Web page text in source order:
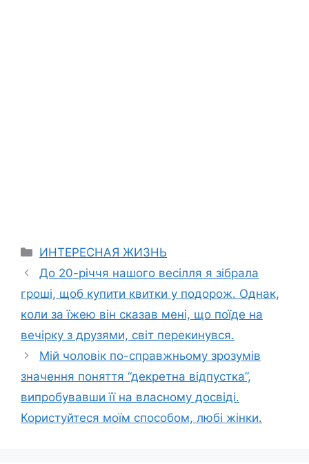
Categories
ИНТЕРЕСНАЯ ЖИЗНЬ
До 20-річчя нашого весілля я зібрала
гроші, щоб купити квитки у подорож. Однак,
коли за їжею він сказав мені, що поїде на
вечірку з друзями, світ перекинувся.
Мій чоловік по-справжньому зрозумів
значення поняття “декретна відпустка”,
випробувавши її на власному досвіді.
Користуйтеся моїм способом, любі жінки.